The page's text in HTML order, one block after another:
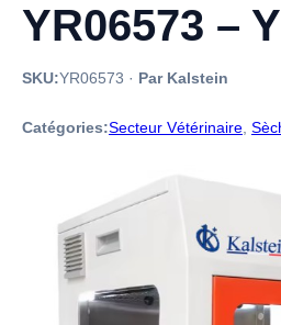
YR06573 –
SKU:YR06573 · Par Kalstein
Catégories:Secteur Vétérinaire